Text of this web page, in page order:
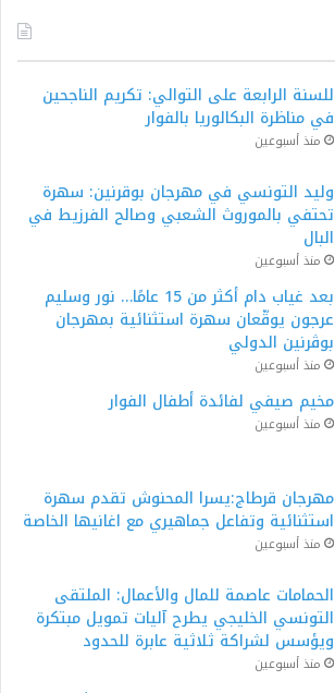
للسنة الرابعة على التوالي: تكريم الناجحين
في مناظرة البكالوريا بالفوار
منذ أسبوعين
وليد التونسي في مهرجان بوقرنين: سهرة
تحتفي بالموروث الشعبي وصالح الفرزيط في
البال
منذ أسبوعين
بعد غياب دام أكثر من 15 عامًا… نور وسليم
عرجون يوقّعان سهرة استثنائية بمهرجان
بوڨرنين الدولي
منذ أسبوعين
مخيم صيفي لفائدة أطفال الفوار
منذ أسبوعين
مهرجان قرطاج:يسرا المحنوش تقدم سهرة
استثنائية وتفاعل جماهيري مع اغانيها الخاصة
منذ أسبوعين
الحمامات عاصمة للمال والأعمال: الملتقى
التونسي الخليجي يطرح آليات تمويل مبتكرة
ويؤسس لشراكة ثلاثية عابرة للحدود
منذ أسبوعين